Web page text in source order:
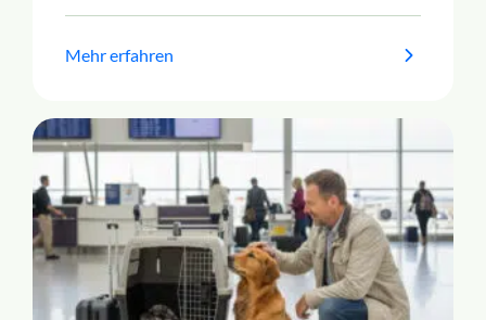
Mehr erfahren